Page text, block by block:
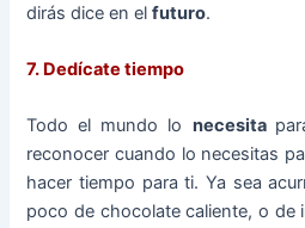
dirás dice en elfuturo.
7. Dedícate tiempo
Todo el mundo lo necesita
reconocer cuando lo necesitas
hacer tiempo para ti. Ya sea
poco de chocolate caliente, o de